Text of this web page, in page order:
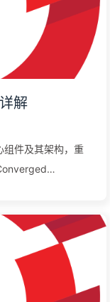
解
件及其架构，重
轻松处理虚拟机，